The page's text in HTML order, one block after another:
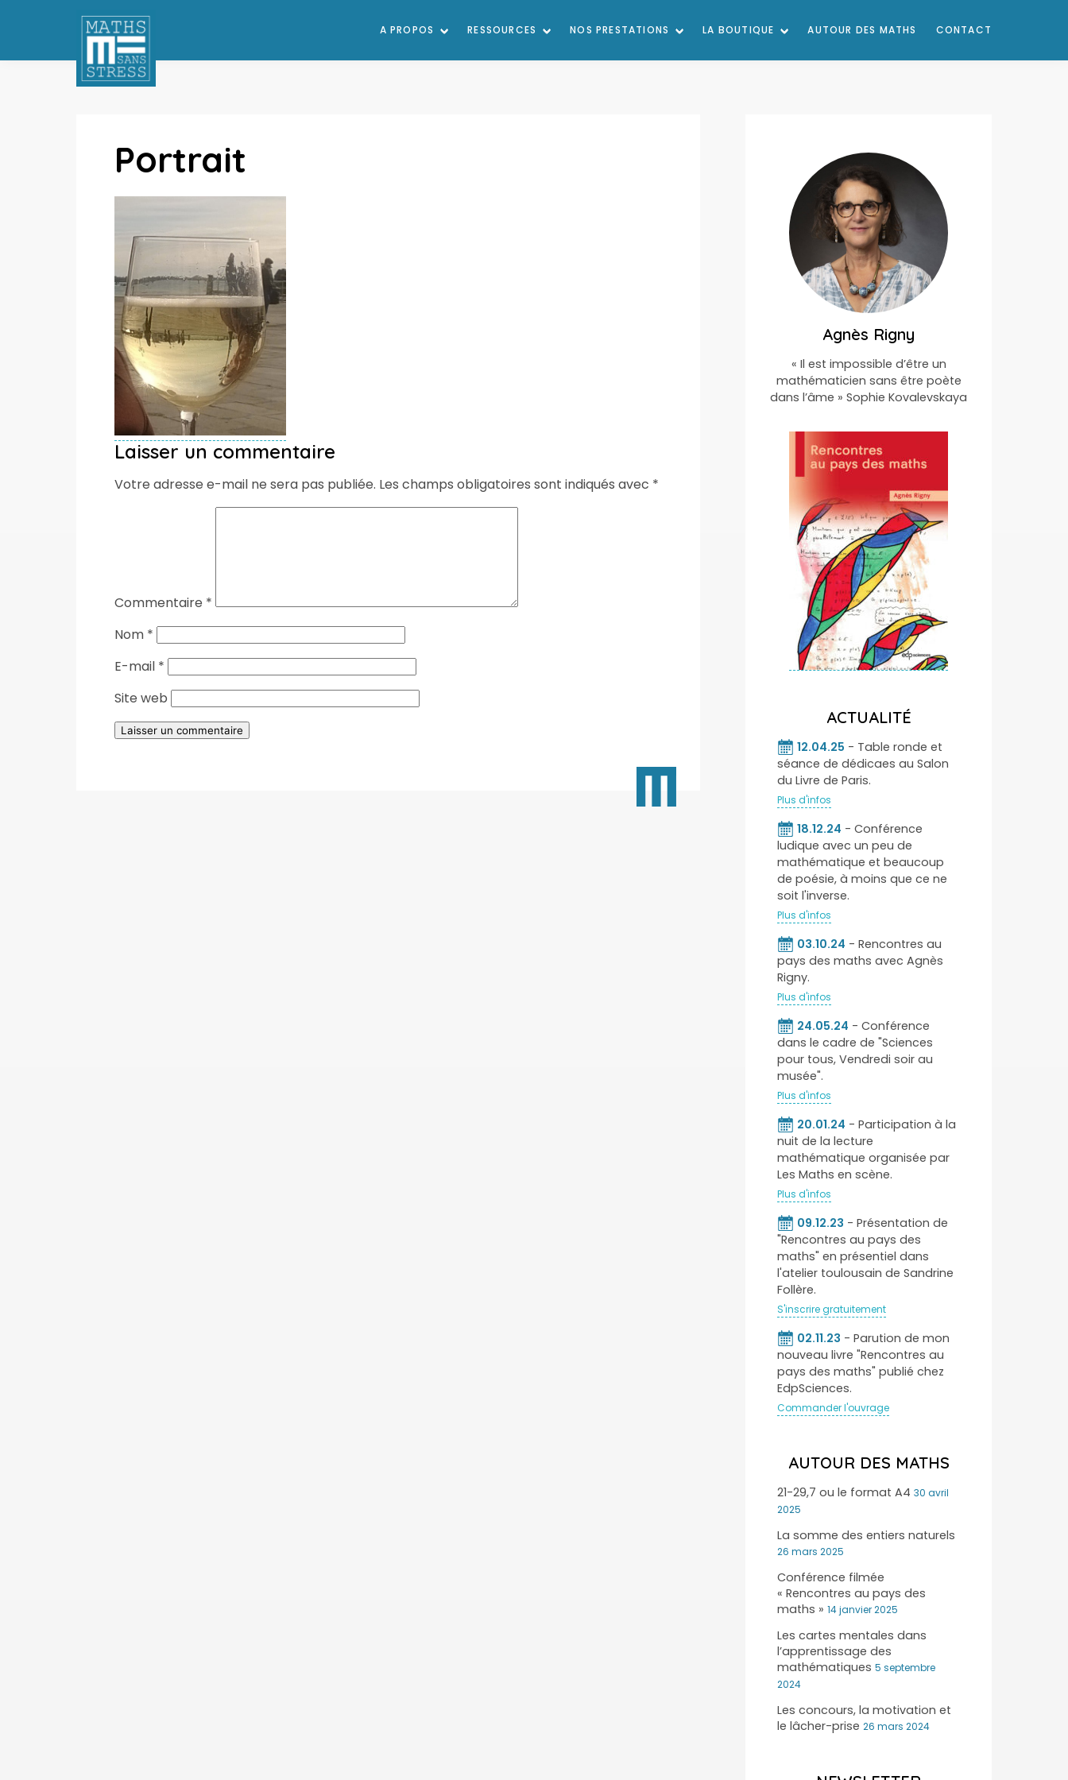
A PROPOS RESSOURCES NOS PRESTATIONS LA BOUTIQUE AUTOUR DES MATHS CONTACT
Portrait
Laisser un commentaire
Votre adresse e-mail ne sera pas publiée. Les champs obligatoires sont indiqués avec *
Commentaire *
Nom *
E-mail *
Site web
Agnès Rigny
« Il est impossible d’être un
mathématicien sans être poète
dans l’âme » Sophie Kovalevskaya
ACTUALITÉ
12.04.25 - Table ronde et
séance de dédicaes au Salon
du Livre de Paris.
Plus d'infos
18.12.24 - Conférence
ludique avec un peu de
mathématique et beaucoup
de poésie, à moins que ce ne
soit l'inverse.
Plus d'infos
03.10.24 - Rencontres au
pays des maths avec Agnès
Rigny.
Plus d'infos
24.05.24 - Conférence
dans le cadre de "Sciences
pour tous, Vendredi soir au
musée".
Plus d'infos
20.01.24 - Participation à la
nuit de la lecture
mathématique organisée par
Les Maths en scène.
Plus d'infos
09.12.23 - Présentation de
"Rencontres au pays des
maths" en présentiel dans
l'atelier toulousain de Sandrine
Follère.
S'inscrire gratuitement
02.11.23 - Parution de mon
nouveau livre "Rencontres au
pays des maths" publié chez
EdpSciences.
Commander l'ouvrage
AUTOUR DES MATHS
21-29,7 ou le format A4 30 avril
2025
La somme des entiers naturels
26 mars 2025
Conférence filmée
« Rencontres au pays des
maths » 14 janvier 2025
Les cartes mentales dans
l’apprentissage des
mathématiques 5 septembre
2024
Les concours, la motivation et
le lâcher-prise 26 mars 2024